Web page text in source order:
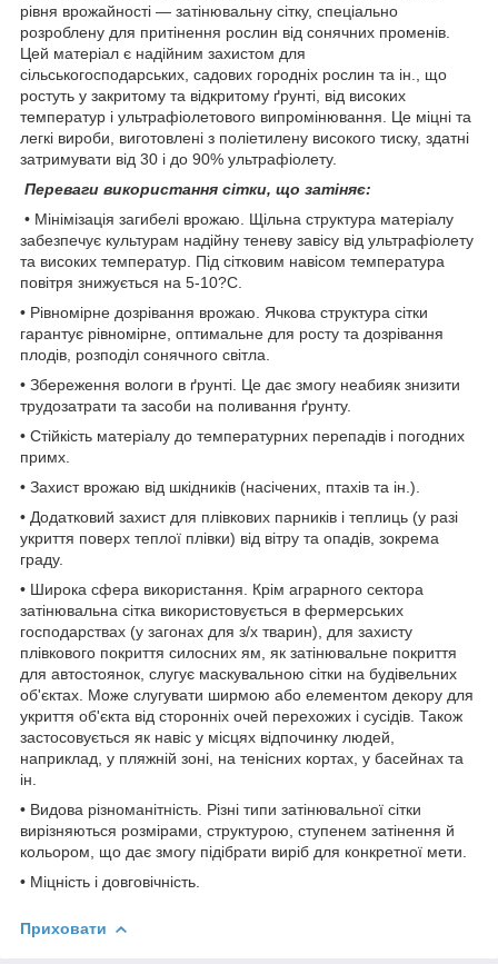
рівня врожайності — затінювальну сітку, спеціально
розроблену для притінення рослин від сонячних променів.
Цей матеріал є надійним захистом для
сільськогосподарських, садових городніх рослин та ін., що
ростуть у закритому та відкритому ґрунті, від високих
температур і ультрафіолетового випромінювання. Це міцні та
легкі вироби, виготовлені з поліетилену високого тиску, здатні
затримувати від 30 і до 90% ультрафіолету.
Переваги використання сітки, що затіняє:
• Мінімізація загибелі врожаю. Щільна структура матеріалу
забезпечує культурам надійну теневу завісу від ультрафіолету
та високих температур. Під сітковим навісом температура
повітря знижується на 5-10?C.
• Рівномірне дозрівання врожаю. Ячкова структура сітки
гарантує рівномірне, оптимальне для росту та дозрівання
плодів, розподіл сонячного світла.
• Збереження вологи в ґрунті. Це дає змогу неабияк знизити
трудозатрати та засоби на поливання ґрунту.
• Стійкість матеріалу до температурних перепадів і погодних
примх.
• Захист врожаю від шкідників (насічених, птахів та ін.).
• Додатковий захист для плівкових парників і теплиць (у разі
укриття поверх теплої плівки) від вітру та опадів, зокрема
граду.
• Широка сфера використання. Крім аграрного сектора
затінювальна сітка використовується в фермерських
господарствах (у загонах для з/х тварин), для захисту
плівкового покриття силосних ям, як затінювальне покриття
для автостоянок, слугує маскувальною сітки на будівельних
об'єктах. Може слугувати ширмою або елементом декору для
укриття об'єкта від сторонніх очей перехожих і сусідів. Також
застосовується як навіс у місцях відпочинку людей,
наприклад, у пляжній зоні, на тенісних кортах, у басейнах та
ін.
• Видова різноманітність. Різні типи затінювальної сітки
вирізняються розмірами, структурою, ступенем затінення й
кольором, що дає змогу підібрати виріб для конкретної мети.
• Міцність і довговічність.
Приховати